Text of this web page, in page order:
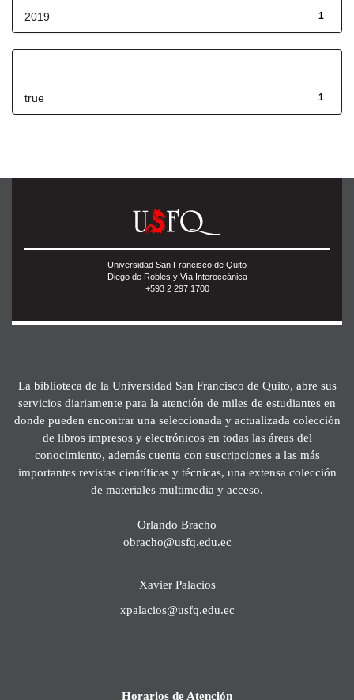
1
2019
1
true
Universidad San Francisco de Quito
Diego de Robles y Vía Interoceánica
+593 2 297 1700
La biblioteca de la Universidad San Francisco de Quito, abre sus
servicios diariamente para la atención de miles de estudiantes en
donde pueden encontrar una seleccionada y actualizada colección
de libros impresos y electrónicos en todas las áreas del
conocimiento, además cuenta con suscripciones a las más
importantes revistas científicas y técnicas, una extensa colección
de materiales multimedia y acceso.
Orlando Bracho
obracho@usfq.edu.ec
Xavier Palacios
xpalacios@usfq.edu.ec
Horarios de Atención